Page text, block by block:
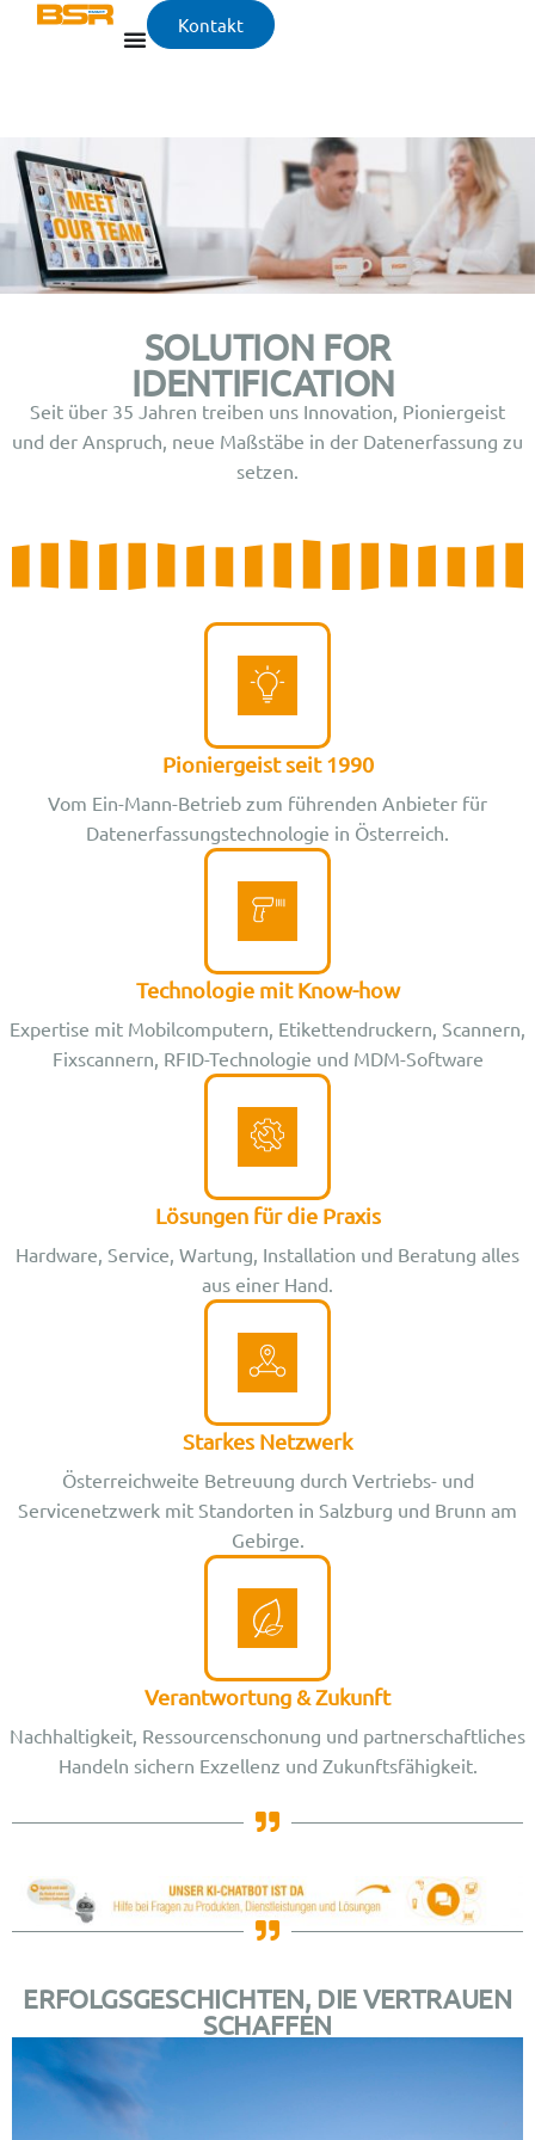
Kontakt
SOLUTION FOR
IDENTIFICATION
Seit über 35 Jahren treiben uns Innovation, Pioniergeist
und der Anspruch, neue Maßstäbe in der Datenerfassung zu
setzen.
Pioniergeist seit 1990
Vom Ein-Mann-Betrieb zum führenden Anbieter für
Datenerfassungstechnologie in Österreich.
Technologie mit Know-how
Expertise mit Mobilcomputern, Etikettendruckern, Scannern,
Fixscannern, RFID-Technologie und MDM-Software
Lösungen für die Praxis
Hardware, Service, Wartung, Installation und Beratung alles
aus einer Hand.
Starkes Netzwerk
Österreichweite Betreuung durch Vertriebs- und
Servicenetzwerk mit Standorten in Salzburg und Brunn am
Gebirge.
Verantwortung & Zukunft
Nachhaltigkeit, Ressourcenschonung und partnerschaftliches
Handeln sichern Exzellenz und Zukunftsfähigkeit.
ERFOLGSGESCHICHTEN, DIE VERTRAUEN
SCHAFFEN